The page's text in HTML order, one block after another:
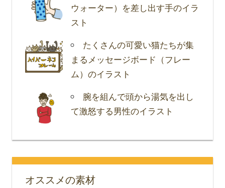
ウォーター）を差し出す手のイラ
スト
たくさんの可愛い猫たちが集
まるメッセージボード（フレー
ム）のイラスト
腕を組んで頭から湯気を出し
て激怒する男性のイラスト
オススメの素材